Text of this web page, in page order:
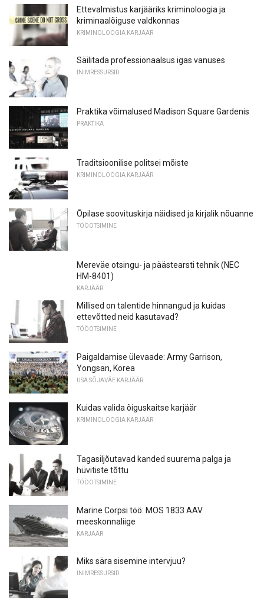
Ettevalmistus karjääriks kriminoloogia ja
kriminaalõiguse valdkonnas
KRIMINOLOOGIA KARJÄÄR
Säilitada professionaalsus igas vanuses
INIMRESSURSID
Praktika võimalused Madison Square Gardenis
PRAKTIKA
Traditsioonilise politsei mõiste
KRIMINOLOOGIA KARJÄÄR
Õpilase soovituskirja näidised ja kirjalik nõuanne
TÖÖOTSIMINE
Mereväe otsingu- ja päästearsti tehnik (NEC
HM-8401)
KARJÄÄR
Millised on talentide hinnangud ja kuidas
ettevõtted neid kasutavad?
TÖÖOTSIMINE
Paigaldamise ülevaade: Army Garrison,
Yongsan, Korea
USA SÕJAVÄE KARJÄÄR
Kuidas valida õiguskaitse karjäär
KRIMINOLOOGIA KARJÄÄR
Tagasiljõutavad kanded suurema palga ja
hüvitiste tõttu
TÖÖOTSIMINE
Marine Corpsi töö: MOS 1833 AAV
meeskonnaliige
KARJÄÄR
Miks sära sisemine intervjuu?
INIMRESSURSID